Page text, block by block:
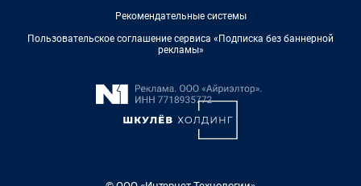
Рекомендательные системы
Пользовательское соглашение сервиса «Подписка без баннерной
рекламы»